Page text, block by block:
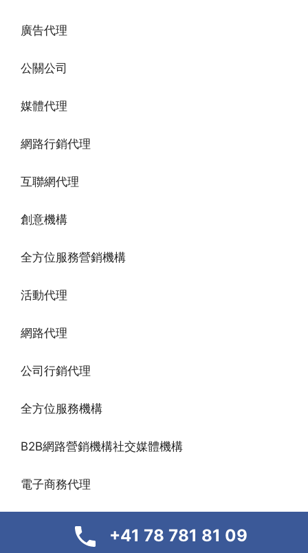
廣告代理
公關公司
媒體代理
網路行銷代理
互聯網代理
創意機構
全方位服務營銷機構
活動代理
網路代理
公司行銷代理
全方位服務機構
B2B網路營銷機構社交媒體機構
電子商務代理
+41 78 781 81 09